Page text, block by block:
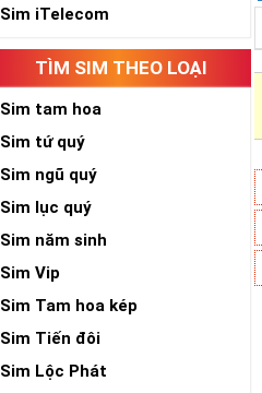
Sim iTelecom
TÌM SIM THEO LOẠI
Sim tam hoa
Sim tứ quý
Sim ngũ quý
Sim lục quý
Sim năm sinh
Sim Vip
Sim Tam hoa kép
Sim Tiến đôi
Sim Lộc Phát